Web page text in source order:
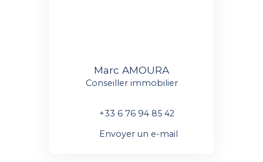
Marc AMOURA
Conseiller immobilier
+33 6 76 94 85 42
Envoyer un e-mail